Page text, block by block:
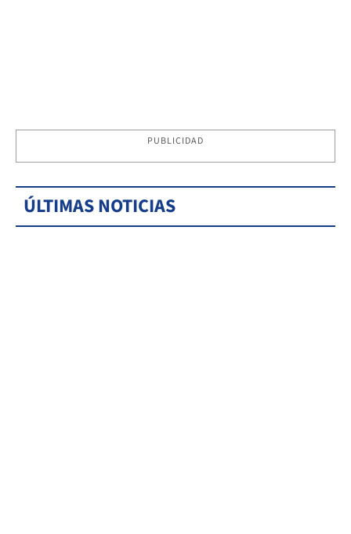
PUBLICIDAD
ÚLTIMAS NOTICIAS